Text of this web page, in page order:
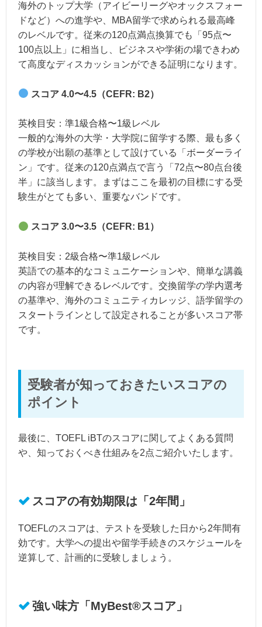
海外のトップ大学（アイビーリーグやオックスフォー
ドなど）への進学や、MBA留学で求められる最高峰
のレベルです。従来の120点満点換算でも「95点〜
100点以上」に相当し、ビジネスや学術の場できわめ
て高度なディスカッションができる証明になります。
スコア 4.0〜4.5（CEFR: B2）
英検目安：準1級合格〜1級レベル
一般的な海外の大学・大学院に留学する際、最も多く
の学校が出願の基準として設けている「ボーダーライ
ン」です。従来の120点満点で言う「72点〜80点台後
半」に該当します。まずはここを最初の目標にする受
験生がとても多い、重要なバンドです。
スコア 3.0〜3.5（CEFR: B1）
英検目安：2級合格〜準1級レベル
英語での基本的なコミュニケーションや、簡単な講義
の内容が理解できるレベルです。交換留学の学内選考
の基準や、海外のコミュニティカレッジ、語学留学の
スタートラインとして設定されることが多いスコア帯
です。
受験者が知っておきたいスコアの
ポイント
最後に、TOEFL iBTのスコアに関してよくある質問
や、知っておくべき仕組みを2点ご紹介いたします。
スコアの有効期限は「2年間」
TOEFLのスコアは、テストを受験した日から2年間有
効です。大学への提出や留学手続きのスケジュールを
逆算して、計画的に受験しましょう。
強い味方「MyBest®スコア」